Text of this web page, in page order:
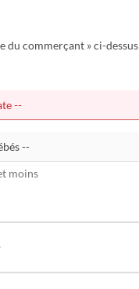
du commerçant » ci-dessus
moins